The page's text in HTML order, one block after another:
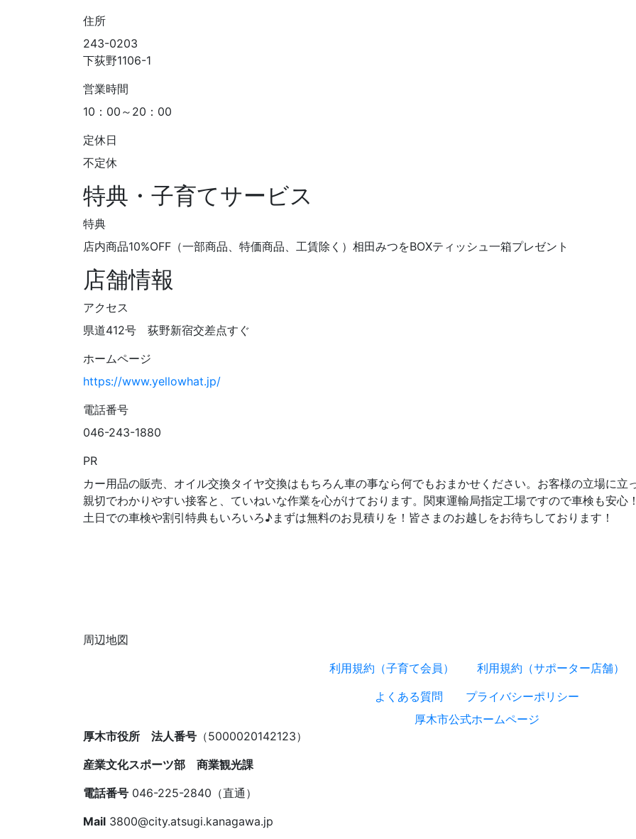
住所
243-0203
下荻野1106-1
営業時間
10：00～20：00
定休日
不定休
特典・子育てサービス
特典
店内商品10%OFF（一部商品、特価商品、工賃除く）相田みつをBOXティッシュ一箱プレゼント
店舗情報
アクセス
県道412号 荻野新宿交差点すぐ
ホームページ
https://www.yellowhat.jp/
電話番号
046-243-1880
PR
カー用品の販売、オイル交換タイヤ交換はもちろん車の事なら何でもおまかせください。お客様の立場に立
親切でわかりやすい接客と、ていねいな作業を心がけております。関東運輸局指定工場ですので車検も安心
土日での車検や割引特典もいろいろ♪まずは無料のお見積りを！皆さまのお越しをお待ちしております！
周辺地図
利用規約（子育て会員）
利用規約（サポーター店舗）
よくある質問
プライバシーポリシー
厚木市公式ホームページ
厚木市役所 法人番号 （5000020142123）
産業文化スポーツ部 商業観光課
電話番号 046-225-2840（直通）
Mail 3800@city.atsugi.kanagawa.jp